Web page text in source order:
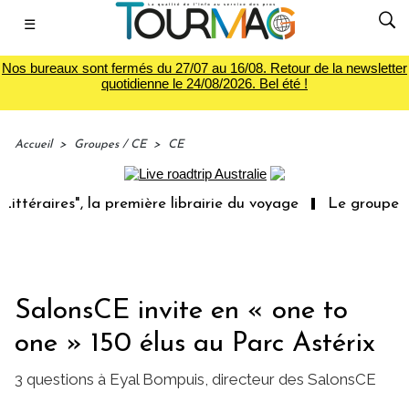
☰
Nos bureaux sont fermés du 27/07 au 16/08. Retour de la newsletter
quotidienne le 24/08/2026. Bel été !
Accueil > Groupes / CE > CE
la première librairie du voyage Le groupe
SalonsCE invite en « one to
one » 150 élus au Parc Astérix
3 questions à Eyal Bompuis, directeur des SalonsCE